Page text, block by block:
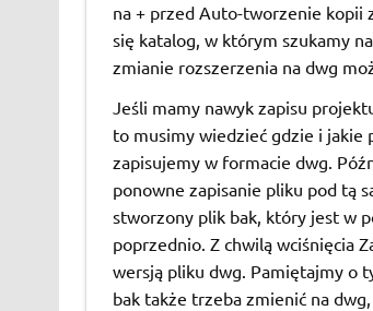
na + przed Auto-tworzenie kopii
się katalog, w którym szukamy
zmianie rozszerzenia na dwg
Jeśli mamy nawyk zapisu
to musimy wiedzieć gdzie i jakie
zapisujemy w formacie dwg.
ponowne zapisanie pliku pod tą
stworzony plik bak, który jest w
poprzednio. Z chwilą wciśnięcia
wersją pliku dwg. Pamiętajmy o
bak także trzeba zmienić na